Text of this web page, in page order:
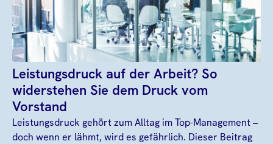
Leistungsdruck auf der Arbeit? So
widerstehen Sie dem Druck vom
Vorstand
Leistungsdruck gehört zum Alltag im Top-Management –
doch wenn er lähmt, wird es gefährlich. Dieser Beitrag